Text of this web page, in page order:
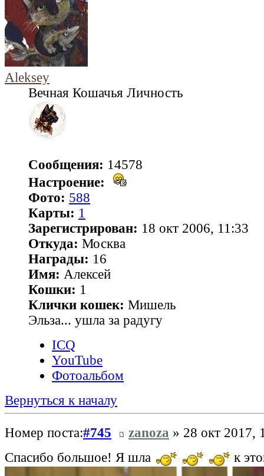
Aleksey
Вечная Кошачья Личность
Сообщения: 14578
Настроение:
Фото: 588
Карты: 1
Зарегистрирован: 18 окт 2006, 11:33
Откуда: Москва
Награды: 16
Имя: Алексей
Кошки: 1
Клички кошек: Мишель
Эльза... ушла за радугу
ICQ
YouTube
Фотоальбом
Вернуться к началу
Номер поста:#745 zanoza » 28 окт 2017,
Спасибо большое! Я шла
к